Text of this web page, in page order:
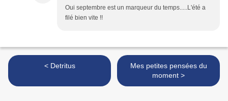
Oui septembre est un marqueur du temps.....L'été a
filé bien vite !!
< Detritus
Mes petites pensées du
moment >